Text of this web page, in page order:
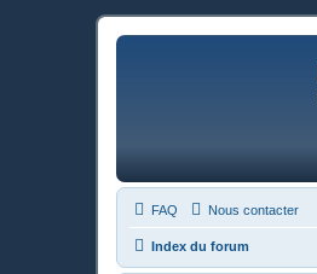
FAQ Nous contacter
Index du forum